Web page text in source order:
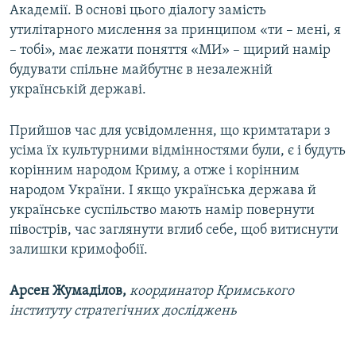
Академії. В основі цього діалогу замість
утилітарного мислення за принципом «ти – мені, я
– тобі», має лежати поняття «МИ» – щирий намір
будувати спільне майбутнє в незалежній
українській державі.
Прийшов час для усвідомлення, що кримтатари з
усіма їх культурними відмінностями були, є і будуть
корінним народом Криму, а отже і корінним
народом України. І якщо українська держава й
українське суспільство мають намір повернути
півострів, час заглянути вглиб себе, щоб витиснути
залишки кримофобії.
Арсен Жумаділов, координатор Кримського
інституту стратегічних досліджень